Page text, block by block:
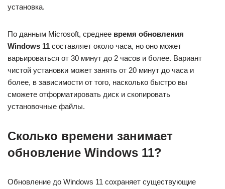
установка.
По данным Microsoft, среднее время обновления
Windows 11 составляет около часа, но оно может
варьироваться от 30 минут до 2 часов и более. Вариант
чистой установки может занять от 20 минут до часа и
более, в зависимости от того, насколько быстро вы
сможете отформатировать диск и скопировать
установочные файлы.
Сколько времени занимает
обновление Windows 11?
Обновление до Windows 11 сохраняет существующие